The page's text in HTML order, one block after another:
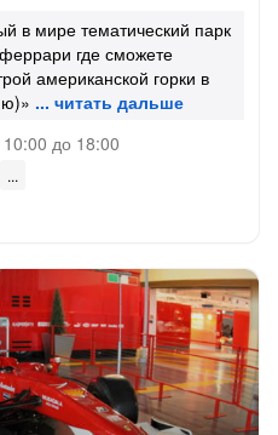
в мире тематический парк
где сможете
американской горки в
до 18:00